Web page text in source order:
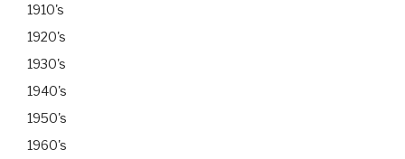
1910's
1920's
1930's
1940's
1950's
1960's